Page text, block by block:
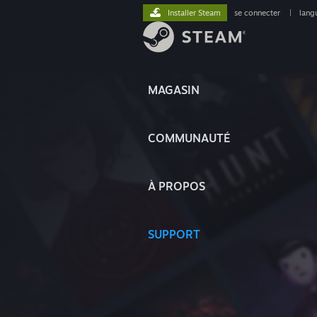
MAGASIN
COMMUNAUTÉ
À PROPOS
SUPPORT
Installer Steam se connecter